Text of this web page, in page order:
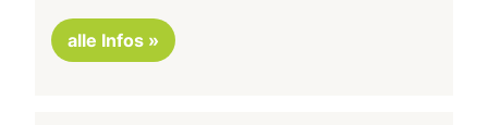
alle Infos »